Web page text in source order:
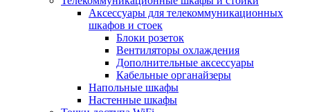
Аксессуары для телекоммуникационных
шкафов и стоек
Блоки розеток
Вентиляторы охлаждения
Дополнительные аксессуары
Кабельные органайзеры
Напольные шкафы
Настенные шкафы